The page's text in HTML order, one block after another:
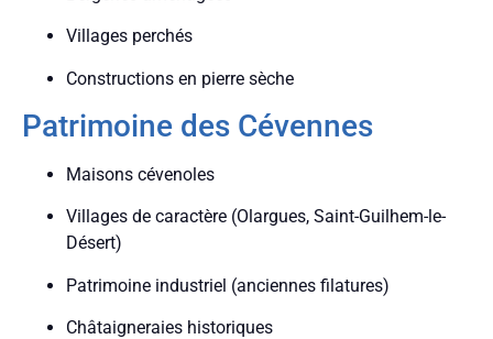
Villages perchés
Constructions en pierre sèche
Patrimoine des Cévennes
Maisons cévenoles
Villages de caractère (Olargues, Saint-Guilhem-le-
Désert)
Patrimoine industriel (anciennes filatures)
Châtaigneraies historiques